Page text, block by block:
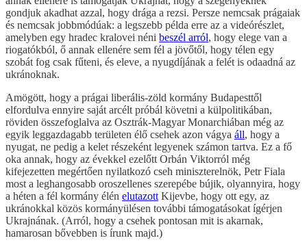
gondjuk akadhat azzal, hogy drága a rezsi. Persze nemcsak prágaiak
és nemcsak jobbmódúak: a legszebb példa erre az a videórészlet,
amelyben egy hradec kralovei néni beszél arról, hogy elege van a
riogatókból, ő annak ellenére sem fél a jövőtől, hogy télen egy
szobát fog csak fűteni, és eleve, a nyugdíjának a felét is odaadná az
ukránoknak.
Amögött, hogy a prágai liberális-zöld kormány Budapesttől
elfordulva ennyire saját arcélt próbál követni a külpolitikában,
röviden összefoglalva az Osztrák-Magyar Monarchiában még az
egyik leggazdagabb területen élő csehek azon vágya áll, hogy a
nyugat, ne pedig a kelet részeként legyenek számon tartva. Ez a fő
oka annak, hogy az évekkel ezelőtt Orbán Viktorról még
kifejezetten megértően nyilatkozó cseh miniszterelnök, Petr Fiala
most a leghangosabb oroszellenes szerepébe bújik, olyannyira, hogy
a héten a fél kormány élén elutazottKijevbe, hogy ott egy, az
ukránokkal közös kormányülésen további támogatásokat ígérjen
Ukrajnának. (Arról, hogy a csehek pontosan mit is akarnak,
hamarosan bővebben is írunk majd.)